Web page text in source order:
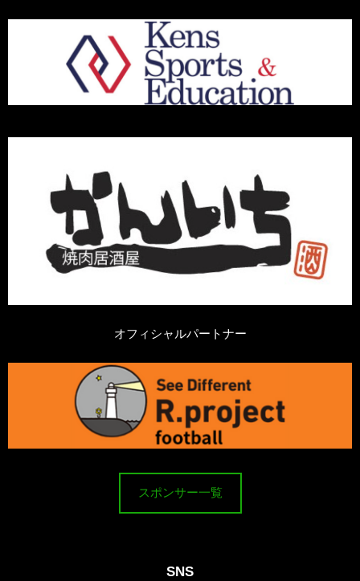
オフィシャルパートナー
スポンサー一覧
SNS